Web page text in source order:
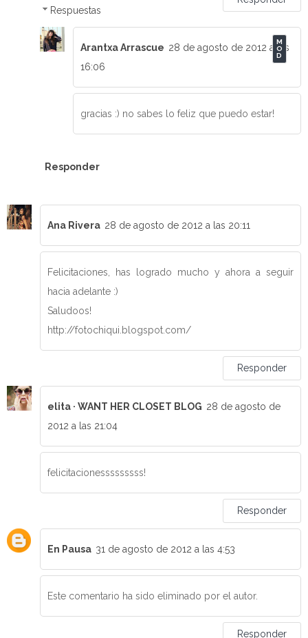
Respuestas
Arantxa Arrascue 28 de agosto de 2012 a las
16:06
gracias :) no sabes lo feliz que puedo estar!
Responder
Ana Rivera 28 de agosto de 2012 a las 20:11
Felicitaciones, has logrado mucho y ahora a seguir
hacia adelante :)
Saludoos!
http://fotochiqui.blogspot.com/
Responder
elita · WANT HER CLOSET BLOG 28 de agosto de
2012 a las 21:04
felicitacionesssssssss!
Responder
En Pausa 31 de agosto de 2012 a las 4:53
Este comentario ha sido eliminado por el autor.
Responder